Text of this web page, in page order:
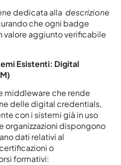
dedicata alla descrizione
che ogni badge
valore aggiunto verificabile
Esistenti: Digital
middleware che rende
delle digital credentials,
con i sistemi già in uso
organizzazioni dispongono
dati relativi al
o
formativi: